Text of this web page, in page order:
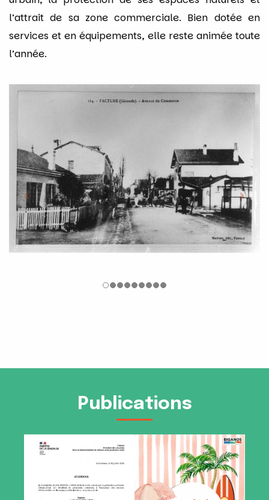
l’attrait de sa zone commerciale. Bien dotée en
services et en équipements, elle reste animée toute
l’année.
Publications